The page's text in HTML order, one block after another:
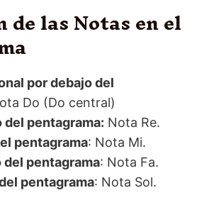
las Notas en el
por debajo del
Do (Do central)
del pentagrama: Nota Re.
pentagrama: Nota Mi.
pentagrama: Nota Fa.
pentagrama: Nota Sol.